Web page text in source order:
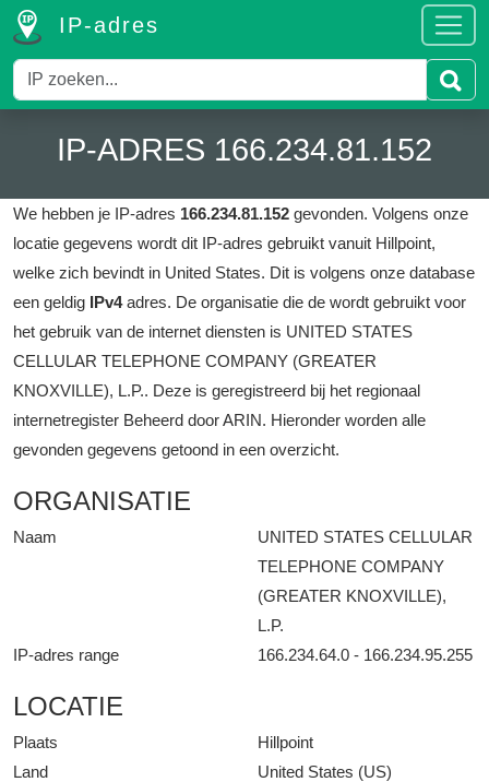
IP-adres
IP-ADRES 166.234.81.152
We hebben je IP-adres 166.234.81.152 gevonden. Volgens onze
locatie gegevens wordt dit IP-adres gebruikt vanuit Hillpoint,
welke zich bevindt in United States. Dit is volgens onze database
een geldig IPv4adres. De organisatie die de wordt gebruikt voor
het gebruik van de internet diensten is UNITED STATES
CELLULAR TELEPHONE COMPANY (GREATER
KNOXVILLE), L.P.. Deze is geregistreerd bij het regionaal
internetregister Beheerd door ARIN. Hieronder worden alle
gevonden gegevens getoond in een overzicht.
ORGANISATIE
Naam
UNITED STATES CELLULAR
TELEPHONE COMPANY
(GREATER KNOXVILLE),
L.P.
IP-adres range
166.234.64.0 - 166.234.95.255
LOCATIE
Plaats
Hillpoint
Land
United States (US)